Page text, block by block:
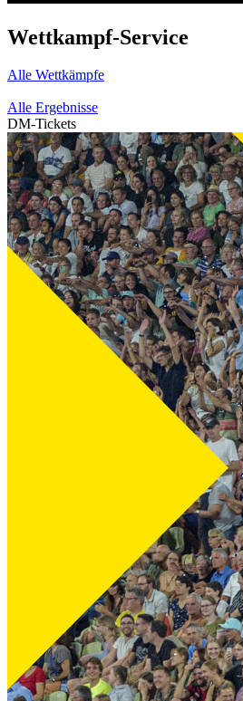
Wettkampf-Service
Alle Wettkämpfe
Alle Ergebnisse
DM-Tickets